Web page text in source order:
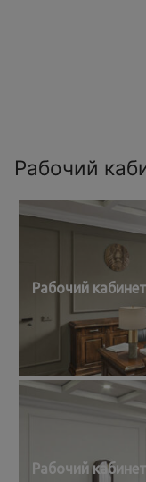
Рабочий
Рабочий
Рабочий